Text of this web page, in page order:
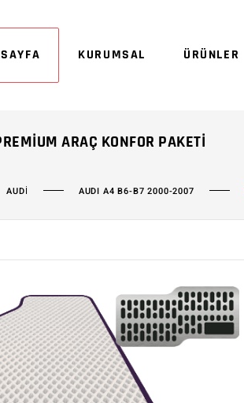
KURUMSAL ÜRÜNLER
ARAÇ KONFOR PAKETI
AUDİ AUDI A4 B6-B7 2000-2007